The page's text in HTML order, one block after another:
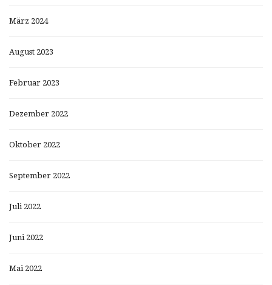
März 2024
August 2023
Februar 2023
Dezember 2022
Oktober 2022
September 2022
Juli 2022
Juni 2022
Mai 2022